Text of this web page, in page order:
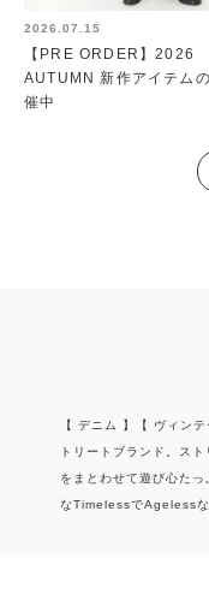
【 デニム 】【 ヴィン
トリートブランド。ス
をまとわせて遊び心た
なTimelessでAgelessな
2026.07.15
【PRE ORDER】2026
AUTUMN 新作アイテム
催中